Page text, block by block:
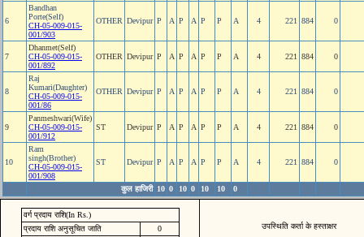
6
Bandhan
Porte(Self)
CH-05-009-015-
001/903
OTHER Devipur P A P A P P A 4 221 884 0
7
Dhanmet(Self)
CH-05-009-015-
001/892
OTHER Devipur P A P A P P A 4 221 884 0
8
Raj
Kumari(Daughter)
CH-05-009-015-
001/86
OTHER Devipur P A P A P P A 4 221 884 0
9
Panmeshwari(Wife)
CH-05-009-015-
001/912
ST Devipur P A P A P P A 4 221 884 0
10
Ram
singh(Brother)
CH-05-009-015-
001/908
ST Devipur P A P A P P A 4 221 884 0
कुल हाजिरी 10 0 10 0 10 10 0
वर्ग प्रदाय राशि(In Rs.)
प्रदाय राशि अनुसूचित जाति
0
उपस्थिति कर्ता के हस्ताक्षर